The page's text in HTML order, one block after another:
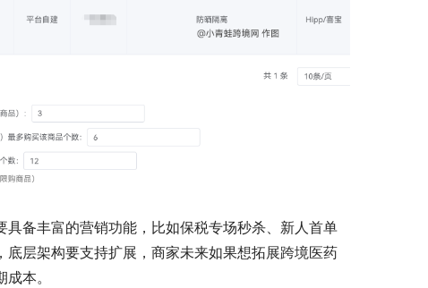
备丰富的营销功能，比如保税专场秒杀、新人首单
层架构要支持扩展，商家未来如果想拓展跨境医药
本。